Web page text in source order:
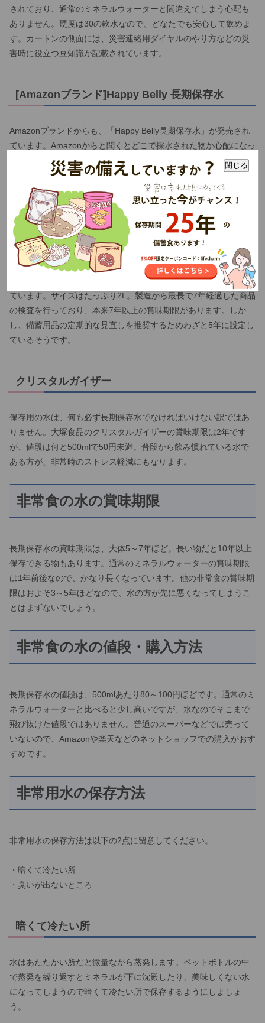
されており、通常のミネラルウォーターと間違えてしまう心配も
ありません。硬度は30の軟水なので、どなたでも安心して飲めま
す。カートンの側面には、災害連絡用ダイヤルのやり方などの災
害時に役立つ豆知識が記載されています。
[Amazonブランド]Happy Belly 長期保存水
Amazonブランドからも、「Happy Belly長期保存水」が発売され
ています。Amazonからと聞くとどこで採水された物か心配になっ
てしまうかもしれませんが、中身は山梨・甲州の天然水です。賞
味期限はおよそ5年。持ち運びのしやすい500mlの小さなサイズで
5年 保存水 備蓄用 ミネラルウォーター
ICSselection
ICSselectionからは、5年間の保存ができる長期保存水が発売され
ています。サイズはたっぷり2L。製造から最長で7年経過した商品
の検査を行っており、本来7年以上の賞味期限があります。しか
し、備蓄用品の定期的な見直しを推奨するためわざと5年に設定し
ているそうです。
クリスタルガイザー
保存用の水は、何も必ず長期保存水でなければいけない訳ではあ
りません。大塚食品のクリスタルガイザーの賞味期限は2年です
が、値段は何と500mlで50円未満。普段から飲み慣れている水で
ある方が、非常時のストレス軽減にもなります。
非常食の水の賞味期限
長期保存水の賞味期限は、大体5～7年ほど。長い物だと10年以上
保存できる物もあります。通常のミネラルウォーターの賞味期限
は1年前後なので、かなり長くなっています。他の非常食の賞味期
限はおよそ3～5年ほどなので、水の方が先に悪くなってしまうこ
とはまずないでしょう。
非常食の水の値段・購入方法
長期保存水の値段は、500mlあたり80～100円ほどです。通常のミ
ネラルウォーターと比べると少し高いですが、水なのでそこまで
飛び抜けた値段ではありません。普通のスーパーなどでは売って
いないので、Amazonや楽天などのネットショップでの購入がおす
すめです。
非常用水の保存方法
非常用水の保存方法は以下の2点に留意してください。
・暗くて冷たい所
・臭いが出ないところ
暗くて冷たい所
水はあたたかい所だと微量ながら蒸発します。ペットボトルの中
で蒸発を繰り返すとミネラルが下に沈殿したり、美味しくない水
になってしまうので暗くて冷たい所で保存するようにしましょ
う。
閉じる